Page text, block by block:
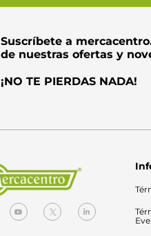
Suscríbete a
de nuestras ofertas y
¡NO TE PIERDAS NADA!